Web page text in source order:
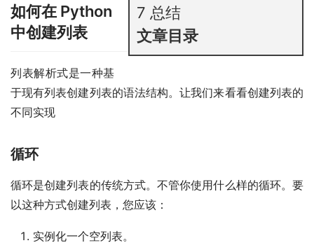
7 总结
文章目录
如何在 Python
中创建列表
列表解析式是一种基
于现有列表创建列表的语法结构。让我们来看看创建列表的
不同实现
循环
循环是创建列表的传统方式。不管你使用什么样的循环。要
以这种方式创建列表，您应该：
实例化一个空列表。